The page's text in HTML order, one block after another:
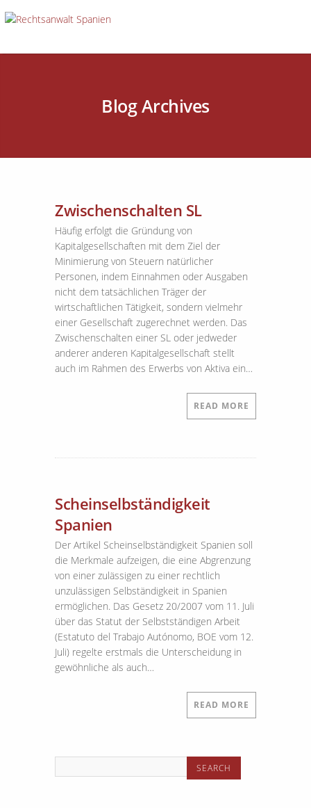
Blog Archives
Zwischenschalten SL
Häufig erfolgt die Gründung von
Kapitalgesellschaften mit dem Ziel der
Minimierung von Steuern natürlicher
Personen, indem Einnahmen oder Ausgaben
nicht dem tatsächlichen Träger der
wirtschaftlichen Tätigkeit, sondern vielmehr
einer Gesellschaft zugerechnet werden. Das
Zwischenschalten einer SL oder jedweder
anderer anderen Kapitalgesellschaft stellt
auch im Rahmen des Erwerbs von Aktiva ein…
READ MORE
Scheinselbständigkeit
Spanien
Der Artikel Scheinselbständigkeit Spanien soll
die Merkmale aufzeigen, die eine Abgrenzung
von einer zulässigen zu einer rechtlich
unzulässigen Selbständigkeit in Spanien
ermöglichen. Das Gesetz 20/2007 vom 11. Juli
über das Statut der Selbstständigen Arbeit
(Estatuto del Trabajo Autónomo, BOE vom 12.
Juli) regelte erstmals die Unterscheidung in
gewöhnliche als auch…
READ MORE